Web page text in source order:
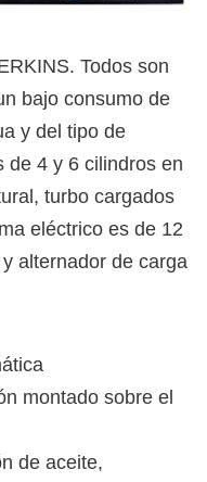
Todos son
bajo consumo de
y del tipo de
de 4 y 6 cilindros en
turbo cargados
eléctrico es de 12
alternador de carga
montado sobre el
de aceite,